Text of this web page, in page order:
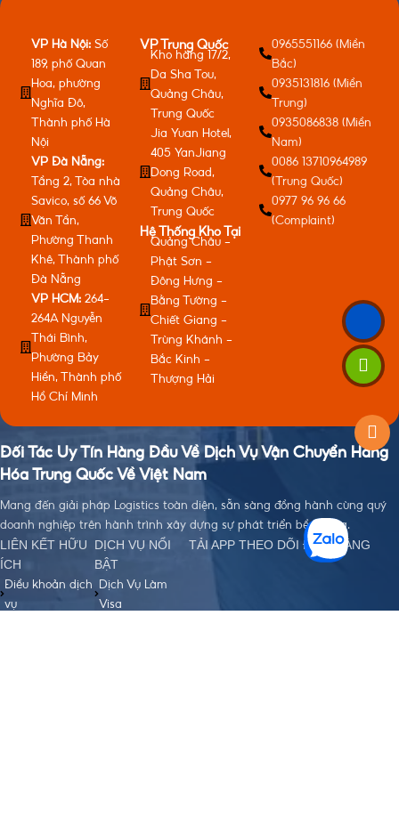
VP Hà Nội: Số
189, phố Quan
Hoa, phường
Nghĩa Đô,
Thành phố Hà
Nội
VP Đà Nẵng:
Tầng 2, Tòa nhà
Savico, số 66 Võ
Văn Tần,
Phường Thanh
Khê, Thành phố
Đà Nẵng
VP HCM: 264-
264A Nguyễn
Thái Bình,
Phường Bảy
Hiền, Thành phố
Hồ Chí Minh
VP Trung Quốc
Kho hàng 17/2,
Da Sha Tou,
Quảng Châu,
Trung Quốc
Jia Yuan Hotel,
405 YanJiang
Dong Road,
Quảng Châu,
Trung Quốc
Hệ Thống Kho Tại
Quảng Châu -
Phật Sơn -
Đông Hưng -
Bằng Tường -
Chiết Giang -
Trùng Khánh -
Bắc Kinh -
Thượng Hải
0965551166 (Miền
Bắc)
0935131816 (Miền
Trung)
0935086838 (Miền
Nam)
0086 13710964989
(Trung Quốc)
0977 96 96 66
(Complaint)
Đối Tác Uy Tín Hàng Đầu Về Dịch Vụ Vận Chuyển Hàng
Hóa Trung Quốc Về Việt Nam
Mang đến giải pháp Logistics toàn diện, sẵn sàng đồng hành cùng quý
doanh nghiệp trên hành trình xây dựng sự phát triển bền vững.
LIÊN KẾT HỮU
ÍCH
Điều khoản dịch
vụ
DỊCH VỤ NỔI
BẬT
Dịch Vụ Làm
Visa
TẢI APP THEO DÕI ĐƠN HÀNG